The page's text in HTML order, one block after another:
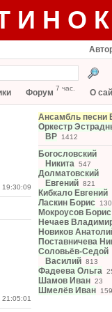
Форум 7 час. О
Ансамбль песни
Оркестр
ВР 1412
Богословский
Никита 547
Долматовский
Евгений 821
Кибкало Евгений
Ласкин Борис 130
Мокроусов Борис
Нечаев
Новиков
Поставничева
Соловьёв-Седой
Василий 813
Фадеева Ольга
Шамов Иван 23
Шмелёв Иван 159